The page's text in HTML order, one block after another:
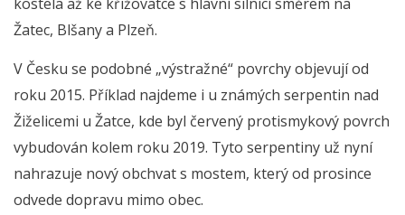
Žatec, Blšany a Plzeň.
V Česku se podobné „výstražné“ povrchy objevují od
roku 2015. Příklad najdeme i u známých serpentin nad
Žiželicemi u Žatce, kde byl červený protismykový povrch
vybudován kolem roku 2019. Tyto serpentiny už nyní
nahrazuje nový obchvat s mostem, který od prosince
odvede dopravu mimo obec.